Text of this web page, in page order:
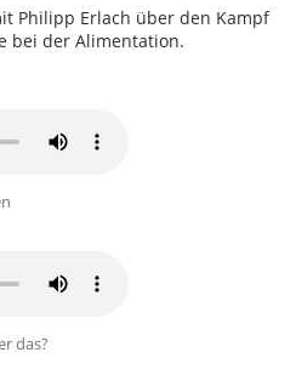
Philipp Erlach über den Kampf
bei der Alimentation.
das?